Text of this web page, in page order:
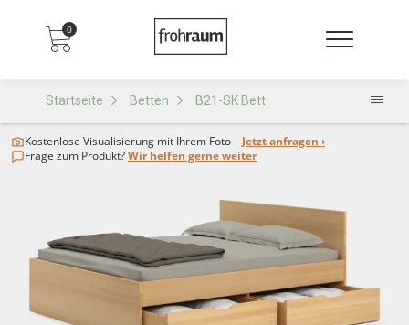
0
Startseite Betten B21-SK Bett
Kostenlose Visualisierung mit Ihrem Foto – Jetzt anfragen ›
Frage zum Produkt?Wir helfen gerne weiter